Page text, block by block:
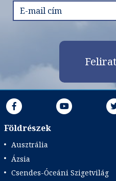
már
Földrészek
Ausztrália
Ázsia
Csendes-Óceáni Szigetvilág